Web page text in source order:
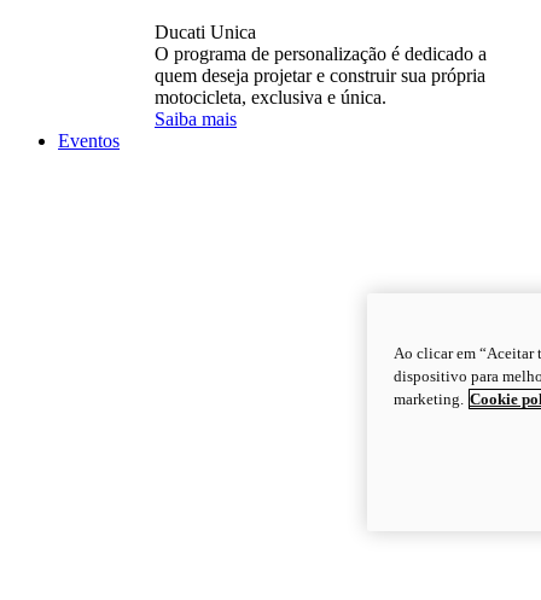
Ducati Unica
O programa de personalização é dedicado a
quem deseja projetar e construir sua própria
motocicleta, exclusiva e única.
Saiba mais
Eventos
Ao clicar em “Aceitar
dispositivo para
marketing. Cookie